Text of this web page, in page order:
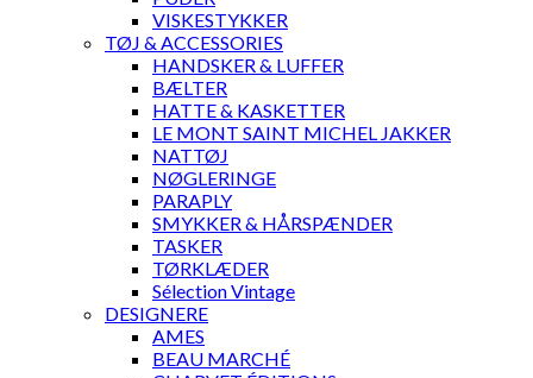
VISKESTYKKER
TØJ & ACCESSORIES
HANDSKER & LUFFER
BÆLTER
HATTE & KASKETTER
LE MONT SAINT MICHEL JAKKER
NATTØJ
NØGLERINGE
PARAPLY
SMYKKER & HÅRSPÆNDER
TASKER
TØRKLÆDER
Sélection Vintage
DESIGNERE
AMES
BEAU MARCHÉ